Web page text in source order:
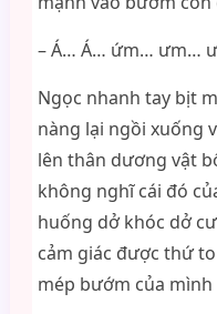
– Á… Á… ứm… ưm…
Ngọc nhanh tay bịt
nàng lại ngồi xuống
lên thân dương vật
không nghĩ cái đó
huống dở khóc dở
cảm giác được thứ
mép bướm của